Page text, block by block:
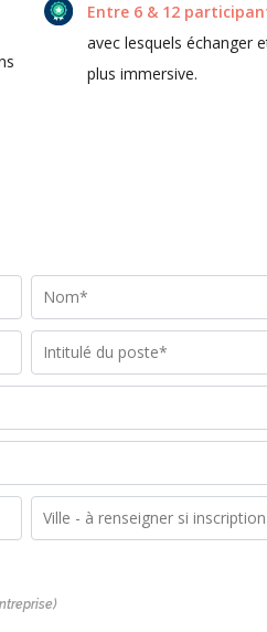
Entre 6 & 12
avec lesquels échanger
plus immersive.